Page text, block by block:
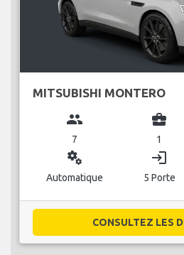
MITSUBISHI MONTERO
group
7
business_center
1
miscellaneous_services
Automatique
login
5 Porte
CONSULTEZ LES